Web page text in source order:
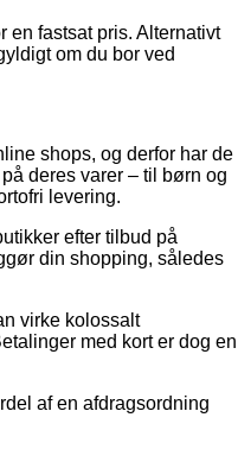
en fastsat pris. Alternativt
om du bor ved
shops, og derfor har de
deres varer – til børn og
levering.
efter tilbud på
din shopping, således
virke kolossalt
med kort er dog en
af en afdragsordning